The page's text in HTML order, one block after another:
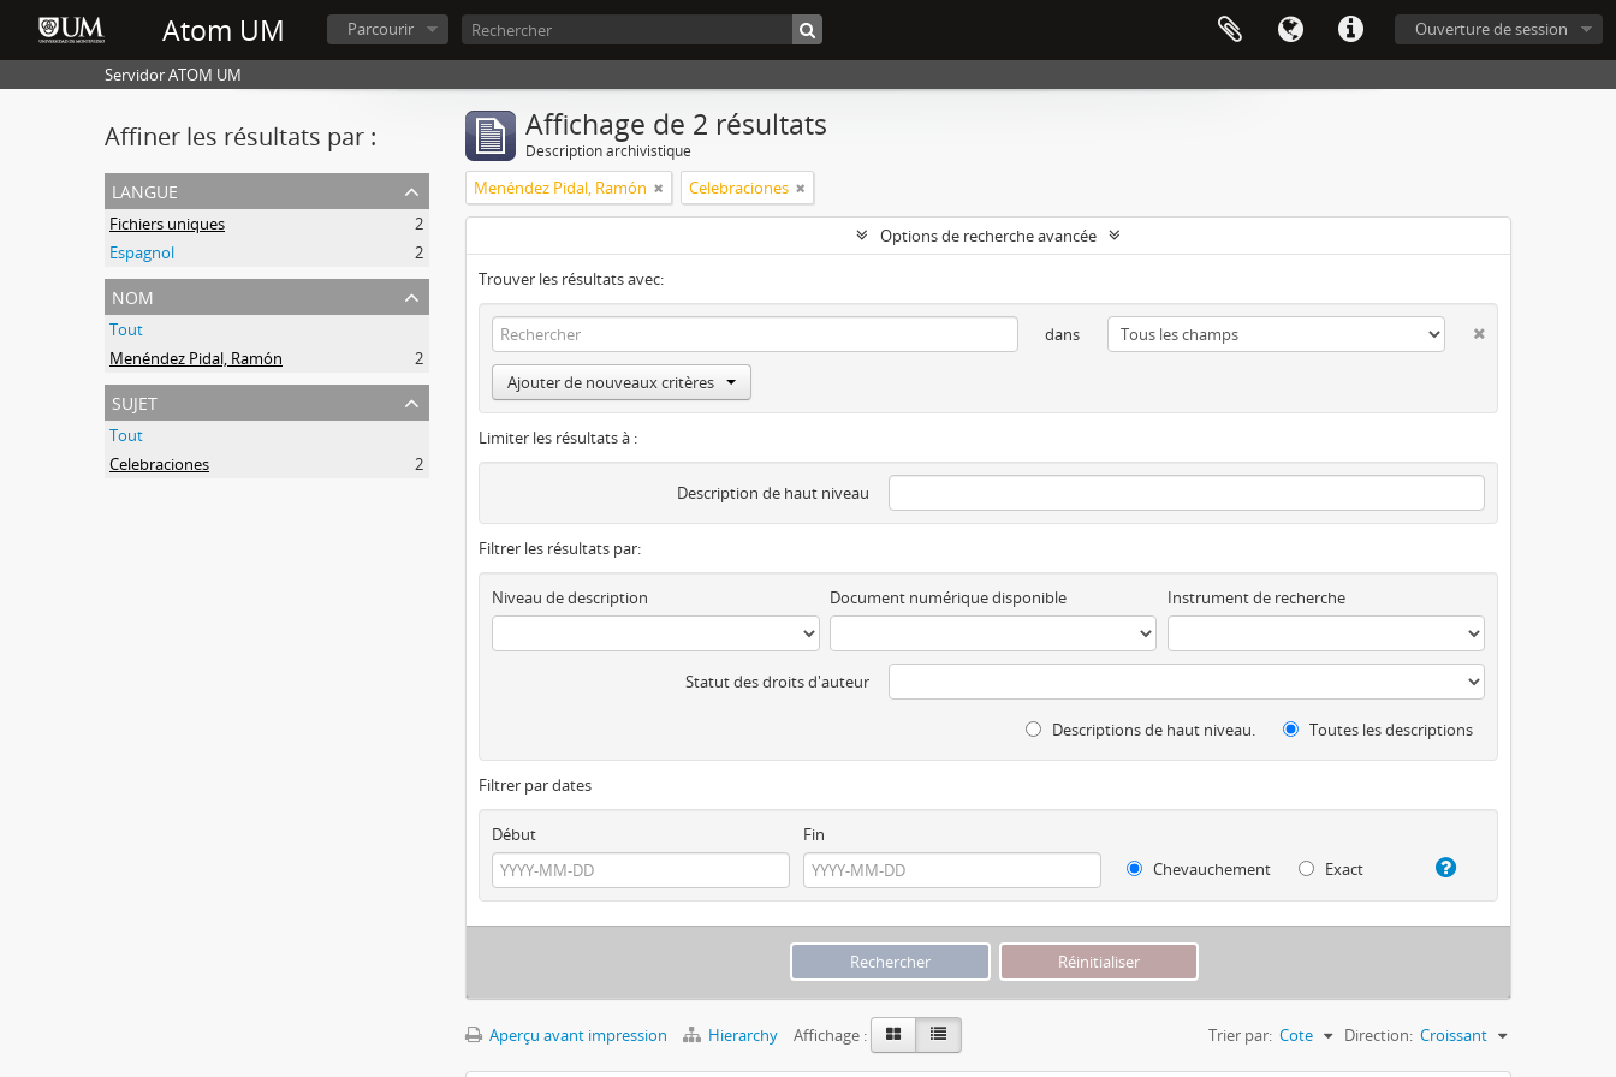
Atom UM Ouverture de session
Parcourir
Servidor ATOM UM
Affiner les résultats par :
langue
Fichiers uniques
2
Espagnol
2
nom
Tout
Menéndez Pidal, Ramón
2
sujet
Tout
Celebraciones
2
Affichage de 2 résultats
Description archivistique
Menéndez Pidal, Ramón Celebraciones
Options de recherche avancée
Trouver les résultats avec:
dans
Ajouter de nouveaux critères
Limiter les résultats à :
Description de haut niveau
Filtrer les résultats par:
Niveau de description Document numérique disponible Instrument de recherche
Statut des droits d'auteur
Descriptions de haut niveau. Toutes les descriptions
Filtrer par dates
Début
Fin
Chevauchement
Exact
Aperçu avant impression Hierarchy Affichage : Trier par: Cote Direction: Croissant